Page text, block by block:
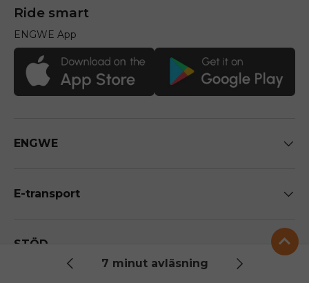
7 minut avläsning
Ride smart
ENGWE App
ENGWE
E-transport
STÖD